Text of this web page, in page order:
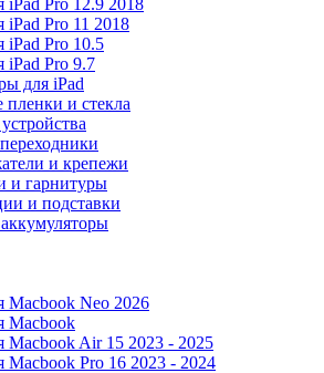
iPad Pro 12.9 2018
iPad Pro 11 2018
iPad Pro 10.5
iPad Pro 9.7
для iPad
и стекла
и крепежи
и гарнитуры
и подставки
Macbook Neo 2026
Macbook
Macbook Air 15 2023 - 2025
Macbook Pro 16 2023 - 2024